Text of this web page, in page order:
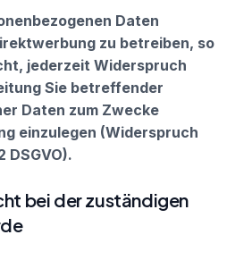
Daten
zu betreiben, so
jederzeit Widerspruch
Sie betreffender
Daten zum Zwecke
einzulegen (Widerspruch
DSGVO).
bei der zuständigen